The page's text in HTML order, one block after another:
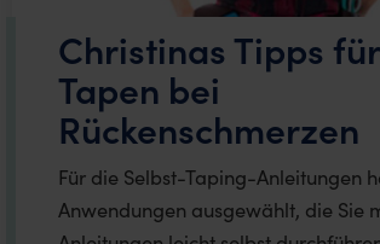
Christinas Tipps
Tapen bei
Rückenschmerzen
Für die Selbst-Taping-Anleitungen
Anwendungen ausgewählt, die Sie